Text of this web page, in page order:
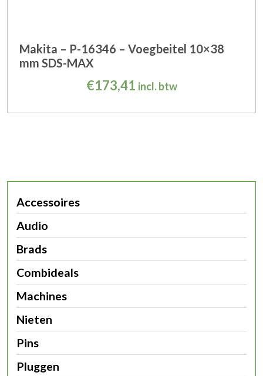
Makita – P-16346 – Voegbeitel 10×38
mm SDS-MAX
€173,41 incl. btw
Accessoires
Audio
Brads
Combideals
Machines
Nieten
Pins
Pluggen